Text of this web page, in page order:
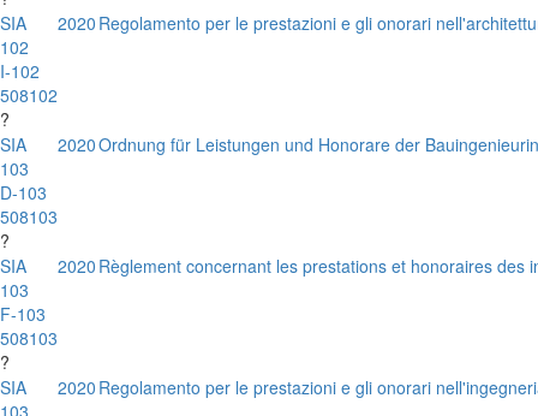
SIA
102
I-102
508102
?
2020 Regolamento per le prestazioni e gli onorari
SIA
103
D-103
508103
?
2020Ordnung für Leistungen und Honorare der
SIA
103
F-103
508103
?
2020 Règlement concernant les prestations et honoraires des
SIA
103
2020 Regolamento per le prestazioni e gli onorari